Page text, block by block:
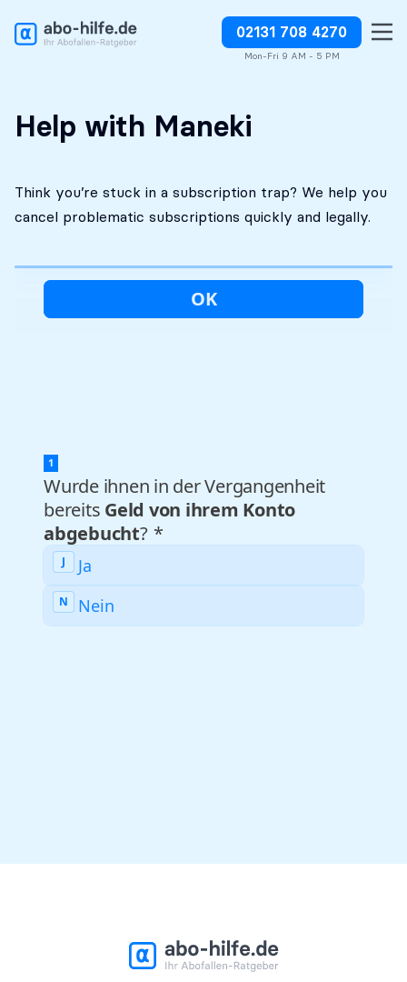
02131 708 4270
Mon-Fri 9 AM - 5 PM
Free initial
No costs without your
Stop charges or request
refunds
Help with Maneki
Think you’re stuck in a subscription trap? We help you
cancel problematic subscriptions quickly and legally.